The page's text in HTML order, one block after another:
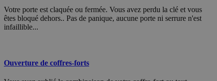
Votre porte est claquée ou fermée. Vous avez perdu la clé et vous
êtes bloqué dehors.. Pas de panique, aucune porte ni serrure n'est
infaillible...
Ouverture de coffres-forts